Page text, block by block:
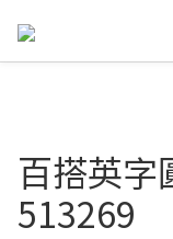
百搭英字
513269